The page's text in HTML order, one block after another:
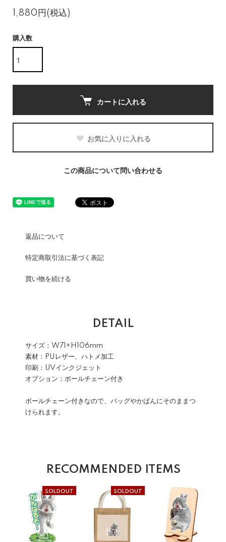
1,880円(税込)
購入数
カートに入れる
お気に入りに入れる
この商品について問い合わせる
返品について
特定商取引法に基づく表記
買い物を続ける
DETAIL
サイズ：W71×H106mm
素材：PUレザー、ハトメ加工
印刷：UVインクジェット
オプション：ボールチェーン付き
ボールチェーン付きなので、バッグやかばんにそのままつ
けられます。
RECOMMENDED ITEMS
SOLDOUT SOLDOUT